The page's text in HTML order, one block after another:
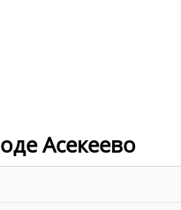
Асекеево